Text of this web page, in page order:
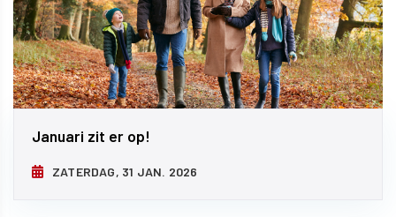
Januari zit er op!
ZATERDAG, 31 JAN. 2026